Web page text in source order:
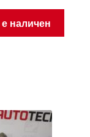
наличен